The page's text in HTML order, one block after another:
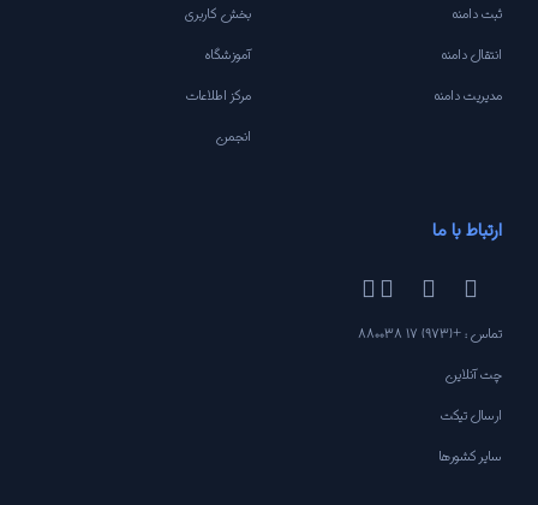
ثبت دامنه
انتقال دامنه
مدیریت دامنه
بخش کاربری
آموزشگاه
مرکز اطلاعات
انجمن
ارتباط با ما
تماس : +(973) 17 880038
چت آنلاین
ارسال تیکت
سایر کشورها